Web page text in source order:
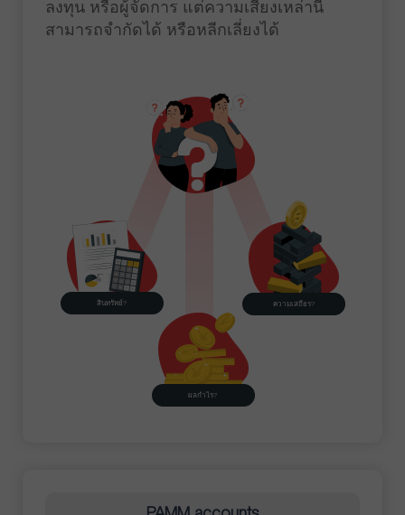
ลงทุน หรือผู้จัดการ แต่ความเสี่ยงเหล่านี้
สามารถจำกัดได้ หรือหลีกเลี่ยงได้
สินทรัพย์?
ผลกำไร?
ความเสถียร?